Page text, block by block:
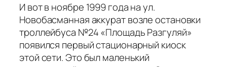
И вот в ноябре 1999 года на ул.
Новобасманная аккурат возле остановки
троллейбуса №24 «Площадь Разгуляй»
появился первый стационарный киоск
этой сети. Это был маленький